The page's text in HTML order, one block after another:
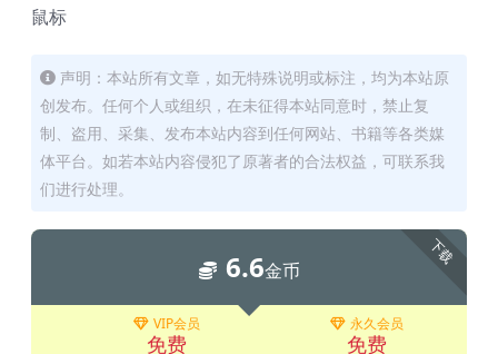
鼠标
声明：本站所有文章，如无特殊说明或标注，均为本站原
创发布。任何个人或组织，在未征得本站同意时，禁止复
制、盗用、采集、发布本站内容到任何网站、书籍等各类媒
体平台。如若本站内容侵犯了原著者的合法权益，可联系我
们进行处理。
下载
6.6金币
VIP会员
免费
永久会员
免费